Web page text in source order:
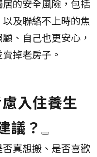
的安全風險，包括
及聯絡不上時的焦
、自己也更安心，
掉老房子。
入住養生
議？
真想搬、是否喜歡